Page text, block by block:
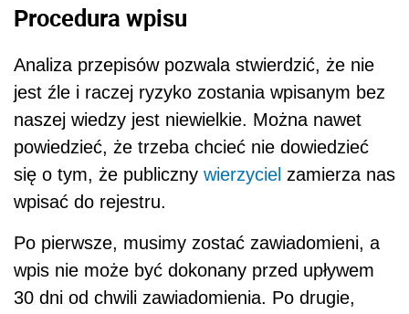
Procedura wpisu
Analiza przepisów pozwala stwierdzić, że nie
jest źle i raczej ryzyko zostania wpisanym bez
naszej wiedzy jest niewielkie. Można nawet
powiedzieć, że trzeba chcieć nie dowiedzieć
się o tym, że publiczny wierzyciel zamierza nas
wpisać do rejestru.
Po pierwsze, musimy zostać zawiadomieni, a
wpis nie może być dokonany przed upływem
30 dni od chwili zawiadomienia. Po drugie,